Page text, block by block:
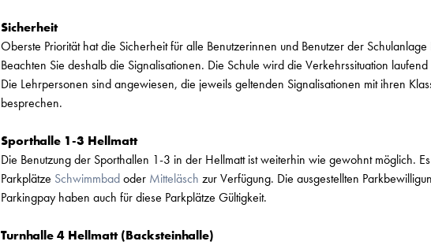
Sicherheit
Oberste Priorität hat die Sicherheit für alle Benutzerinnen und Benutzer der Schulanlage
Beachten Sie deshalb die Signalisationen. Die Schule wird die Verkehrssituation
Die Lehrpersonen sind angewiesen, die jeweils geltenden Signalisationen mit ihren
besprechen.
Sporthalle 1-3 Hellmatt
Die Benutzung der Sporthallen 1-3 in der Hellmatt ist weiterhin wie gewohnt möglich.
Parkplätze Schwimmbadoder Mitteläsch zur Verfügung. Die ausgestellten
Parkingpay haben auch für diese Parkplätze Gültigkeit.
Turnhalle 4 Hellmatt (Backsteinhalle)